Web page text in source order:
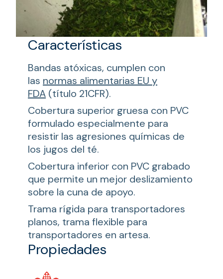
Características
Bandas atóxicas, cumplen con
las normas alimentarias EU y
FDA (título 21CFR).
Cobertura superior gruesa con PVC
formulado especialmente para
resistir las agresiones químicas de
los jugos del té.
Cobertura inferior con PVC grabado
que permite un mejor deslizamiento
sobre la cuna de apoyo.
Trama rígida para transportadores
planos, trama flexible para
transportadores en artesa.
Propiedades